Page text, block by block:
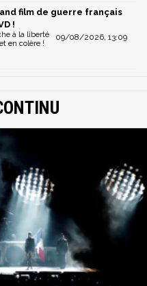
film de guerre français
!
09/08/2026, 13:09
à la liberté
en colère !